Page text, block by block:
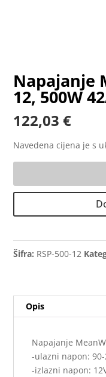
Napajanje
12, 500W
122,03€
Navedena cijena je s
RSP-
500W
42A
Šifra: RSP-500-12
Opis
Napajanje
-ulazni napon: 90-
-izlazni napon: